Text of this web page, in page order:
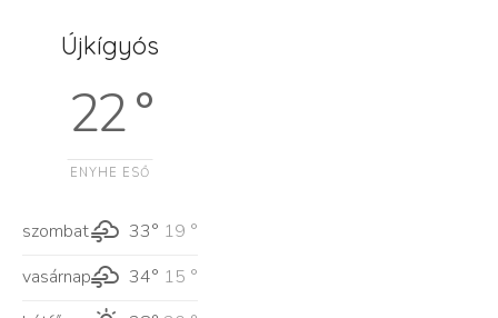
Újkígyós
22 °
ENYHE ESŐ
szombat 33° 19 °
vasárnap
34° 15 °